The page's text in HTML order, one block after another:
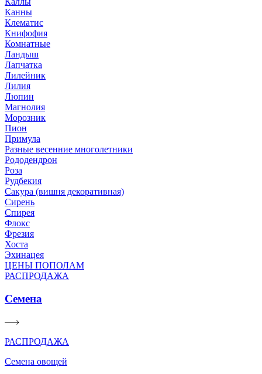
Канны
Клематис
Книфофия
Комнатные
Ландыш
Лапчатка
Лилейник
Лилия
Люпин
Магнолия
Морозник
Пион
Примула
Разные весенние многолетники
Рододендрон
Роза
Рудбекия
Сакура (вишня декоративная)
Сирень
Спирея
Флокс
Фрезия
Хоста
Эхинацея
ЦЕНЫ ПОПОЛАМ
РАСПРОДАЖА
Семена
РАСПРОДАЖА
Семена овощей